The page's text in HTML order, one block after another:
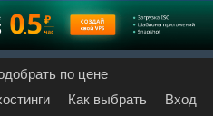
по цене
Как выбрать Вход